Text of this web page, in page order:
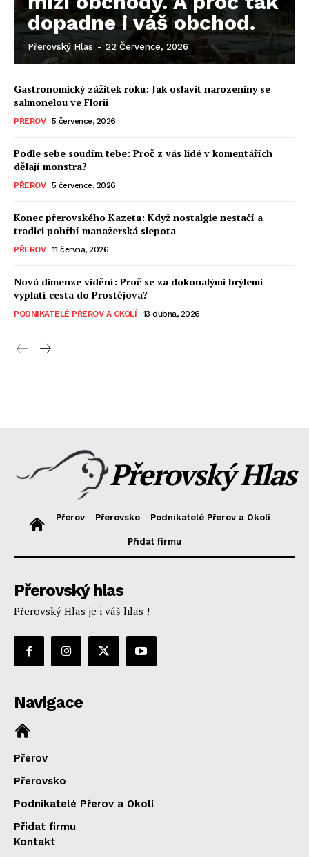
dopadne i váš obchod.
Přerovský Hlas - 22 Července, 2026
Gastronomický zážitek roku: Jak oslavit narozeniny se
salmonelou ve Florii
PŘEROV 5 července, 2026
Podle sebe soudím tebe: Proč z vás lidé v komentářích
dělají monstra?
PŘEROV 5 července, 2026
Konec přerovského Kazeta: Když nostalgie nestačí a
tradici pohřbí manažerská slepota
PŘEROV 11 června, 2026
Nová dimenze vidění: Proč se za dokonalými brýlemi
vyplatí cesta do Prostějova?
PODNIKATELÉ PŘEROV A OKOLÍ 13 dubna, 2026
Přerovský Hlas
Přerov Přerovsko Podnikatelé Přerov a Okolí
Přidat firmu
Přerovský hlas
Přerovský Hlas je i váš hlas !
Navigace
Přerov
Přerovsko
Podnikatelé Přerov a Okolí
Přidat firmu
Kontakt